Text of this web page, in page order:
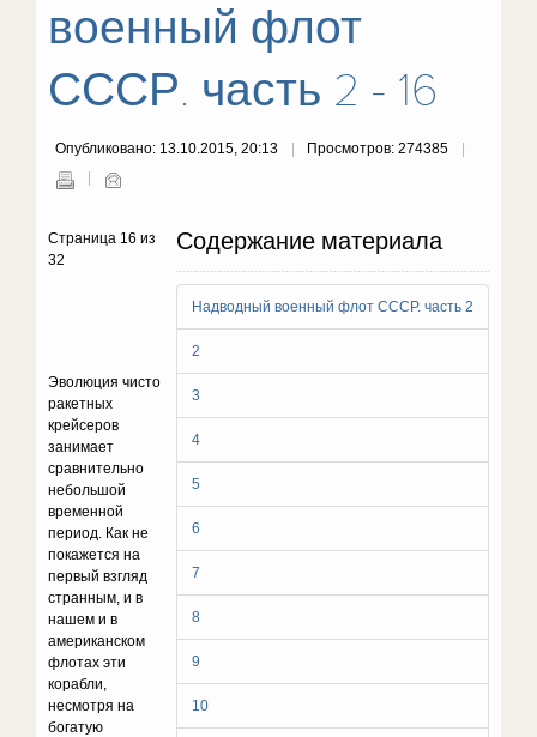
военный флот
СССР. часть 2 - 16
Опубликовано: 13.10.2015, 20:13 Просмотров: 274385
Содержание материала
Надводный военный флот СССР. часть 2
2
3
4
5
6
7
8
9
10
Страница 16 из
32
Эволюция чисто
ракетных
крейсеров
занимает
сравнительно
небольшой
временной
период. Как не
покажется на
первый взгляд
странным, и в
нашем и в
американском
флотах эти
корабли,
несмотря на
богатую